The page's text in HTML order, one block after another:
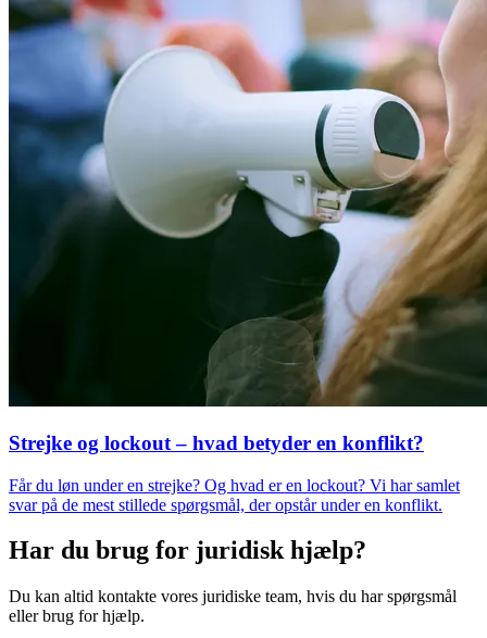
Strejke og lockout – hvad betyder en konflikt?
Får du løn under en strejke? Og hvad er en lockout? Vi har samlet
svar på de mest stillede spørgsmål, der opstår under en konflikt.
Har du brug for juridisk hjælp?
Du kan altid kontakte vores juridiske team, hvis du har spørgsmål
eller brug for hjælp.